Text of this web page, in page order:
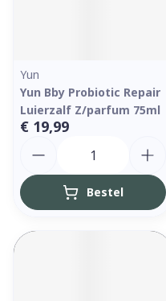
Yun
Yun Bby Probiotic Repair
Luierzalf Z/parfum 75ml
€ 19,99
Bestel